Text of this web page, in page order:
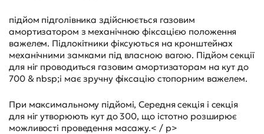
підйом підголівника здійснюється газовим
амортизатором з механічною фіксацією положення
важелем. Підлокітники фіксуються на кронштейнах
механічними замками під власною вагою. Підйом секції
для ніг проводиться газовим амортизаторам на кут до
700 & nbsp;і має зручну фіксацію стопорним важелем.
При максимальному підйомі, Середня секція і секція
для ніг утворюють кут до 300, що істотно розширює
можливості проведення масажу.< / p>